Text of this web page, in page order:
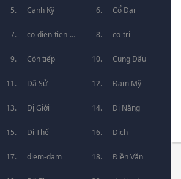
Cạnh Kỹ Cổ Đại
co-dien-tien-
hiep
co-tri
Còn tiếp Cung Đấu
Dã Sử Đam Mỹ
Dị Giới Dị Năng
Dị Thế Dịch
diem-dam Điền Văn